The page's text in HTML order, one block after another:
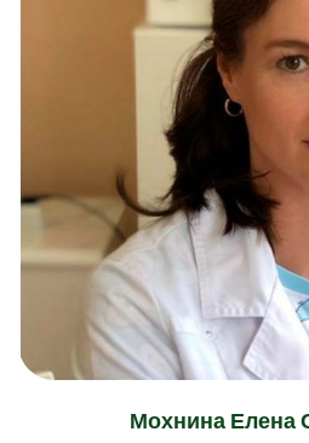
Мохнина Елена